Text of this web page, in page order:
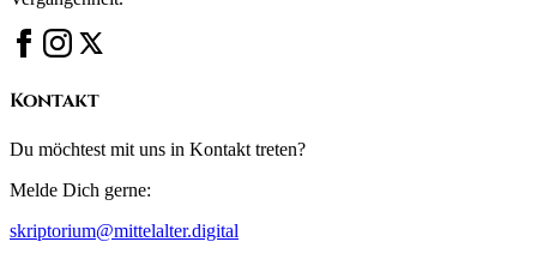
Kontakt
Du möchtest mit uns in Kontakt treten?
Melde Dich gerne:
skriptorium@mittelalter.digital